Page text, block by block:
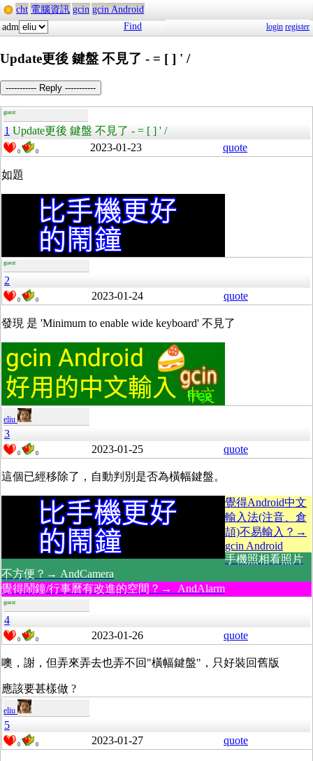
cht 電腦資訊 gcin gcin Android
adm
Find login register
Update更後 鍵盤 不見了 - = [ ] ' /
----------- Reply -----------
guest
1 Update更後 鍵盤 不見了 - = [ ] ' /
0 0 2023-01-23 quote
如題
guest
2
0 0 2023-01-24 quote
發現 是 'Minimum to enable wide keyboard' 不見了
eliu
3
0 0 2023-01-25 quote
這個已經移除了，自動判別是否為橫幅鍵盤。
覺得Android中文
輸入法(注音、倉
頡)不易輸入？→
gcin Android
手機照相看照片
不方便？→ AndCamera
覺得鬧鐘/行事曆有改進的空間？→ AndAlarm
guest
4
0 0 2023-01-26 quote
噢，謝，但弄來弄去也弄不回"橫幅鍵盤"，只好裝回舊版
應該要甚樣做 ?
eliu
5
0 0 2023-01-27 quote